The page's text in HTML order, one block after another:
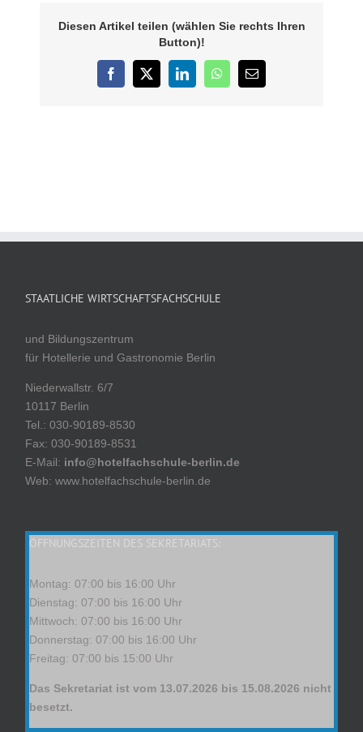
Diesen Artikel teilen (wählen Sie rechts Ihren
Button)!
Facebook
X LinkedInWhatsApp
E-
Mail
STAATLICHE WIRTSCHAFTSFACHSCHULE
und Bildungszentrum
für Hotellerie und Gastronomie Berlin
Niederwallstr. 6/7
10117 Berlin
Tel.: 030-90189-8530
Fax: 030-90189-8531
E-Mail: info@hotelfachschule-berlin.de
Web: www.hotelfachschule-berlin.de
ÖFFNUNGSZEITEN DES SEKRETARIATS:
Montag: 07:00 bis 16:00 Uhr
Dienstag: 07:00 bis 16:00 Uhr
Mittwoch: 07:00 bis 16:00 Uhr
Donnerstag: 07:00 bis 16:00 Uhr
Freitag: 07:00 bis 15:00 Uhr
Das Sekretariat ist vom 13.07.2026 bis 15.08.2026 nicht
besetzt.